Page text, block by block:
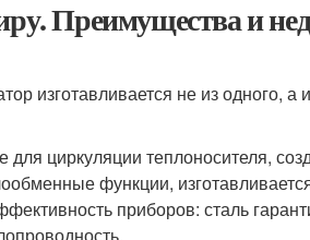
Преимущества и
изготавливается не из одного,
циркуляции теплоносителя,
функции,
приборов: сталь